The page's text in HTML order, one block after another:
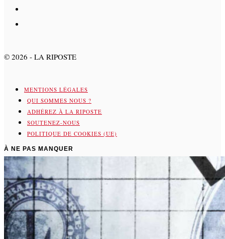
© 2026 - LA RIPOSTE
MENTIONS LÉGALES
QUI SOMMES NOUS ?
ADHÉREZ À LA RIPOSTE
SOUTENEZ-NOUS
POLITIQUE DE COOKIES (UE)
À NE PAS MANQUER